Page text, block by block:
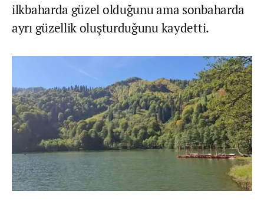
ilkbaharda güzel olduğunu ama sonbaharda
ayrı güzellik oluşturduğunu kaydetti.